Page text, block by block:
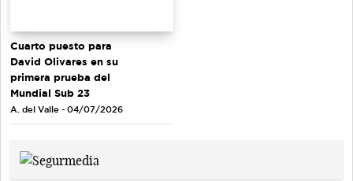
Cuarto puesto para
David Olivares en su
primera prueba del
Mundial Sub 23
A. del Valle - 04/07/2026